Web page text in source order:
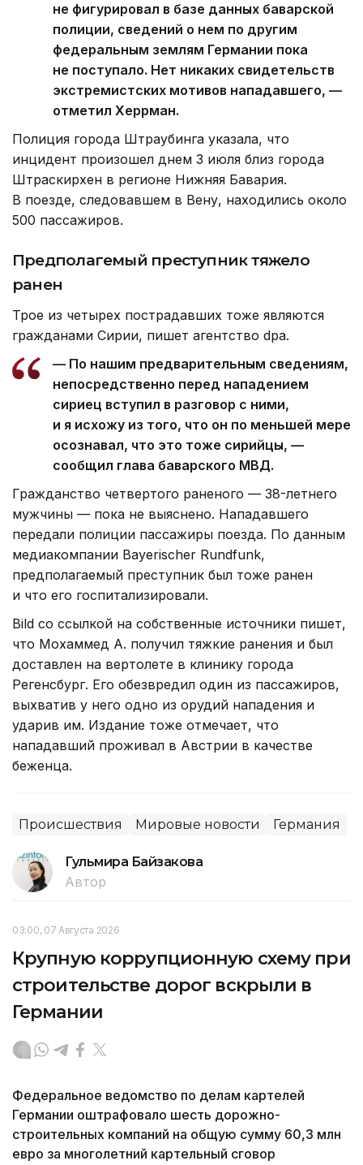
не фигурировал в базе данных баварской
полиции, сведений о нем по другим
федеральным землям Германии пока
не поступало. Нет никаких свидетельств
экстремистских мотивов нападавшего, —
отметил Херрман.
Полиция города Штраубинга указала, что
инцидент произошел днем 3 июля близ города
Штраскирхен в регионе Нижняя Бавария.
В поезде, следовавшем в Вену, находились около
500 пассажиров.
Предполагемый преступник тяжело
ранен
Трое из четырех пострадавших тоже являются
гражданами Сирии, пишет агентство dpa.
— По нашим предварительным сведениям,
непосредственно перед нападением
сириец вступил в разговор с ними,
и я исхожу из того, что он по меньшей мере
осознавал, что это тоже сирийцы, —
сообщил глава баварского МВД.
Гражданство четвертого раненого — 38-летнего
мужчины — пока не выяснено. Нападавшего
передали полиции пассажиры поезда. По данным
медиакомпании Bayerischer Rundfunk,
предполагаемый преступник был тоже ранен
и что его госпитализировали.
Bild со ссылкой на собственные источники пишет,
что Мохаммед А. получил тяжкие ранения и был
доставлен на вертолете в клинику города
Регенсбург. Его обезвредил один из пассажиров,
выхватив у него одно из орудий нападения и
ударив им. Издание тоже отмечает, что
нападавший проживал в Австрии в качестве
беженца.
Происшествия Мировые новости Германия
Гульмира Байзакова
Автор
03:00, 07 Августа 2026
Крупную коррупционную схему при
строительстве дорог вскрыли в
Германии
Федеральное ведомство по делам картелей
Германии оштрафовало шесть дорожно-
строительных компаний на общую сумму 60,3 млн
евро за многолетний картельный сговор